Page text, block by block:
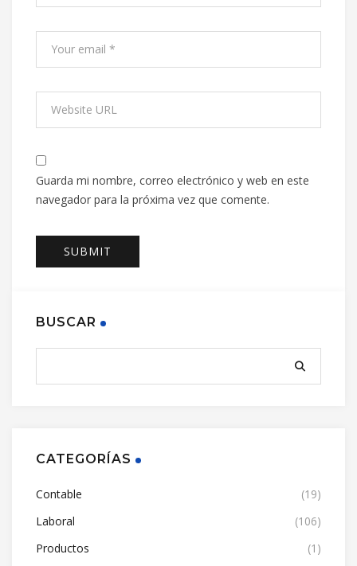
Guarda mi nombre, correo electrónico y web en este
navegador para la próxima vez que comente.
BUSCAR
CATEGORÍAS
Contable
(19)
Laboral
(106)
Productos
(1)